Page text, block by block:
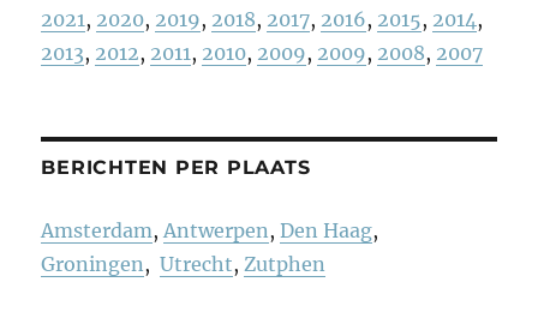
2021, 2020, 2019, 2018, 2017, 2016, 2015, 2014,
2013, 2012, 2011, 2010, 2009, 2009, 2008, 2007
BERICHTEN PER PLAATS
Amsterdam,Antwerpen,Den Haag,
Groningen,Utrecht,Zutphen